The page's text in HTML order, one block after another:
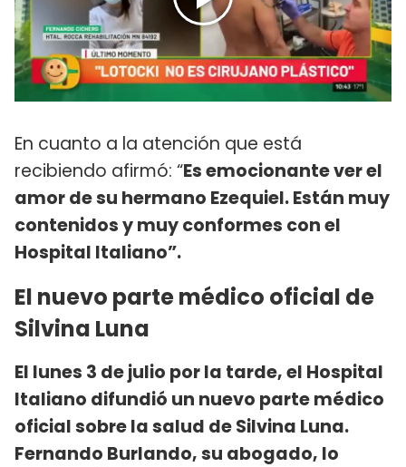
En cuanto a la atención que está
recibiendo afirmó: “Es emocionante ver el
amor de su hermano Ezequiel. Están muy
contenidos y muy conformes con el
Hospital Italiano”.
El nuevo parte médico oficial de
Silvina Luna
El lunes 3 de julio por la tarde, el Hospital
Italiano difundió un nuevo parte médico
oficial sobre la salud de Silvina Luna.
Fernando Burlando, su abogado, lo